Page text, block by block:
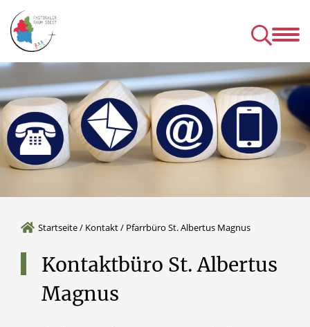
& Einrichtungen
&
Startseite/ Kontakt/ Pfarrbüro St. Albertus Magnus
Kontaktbüro St. Albertus
Magnus